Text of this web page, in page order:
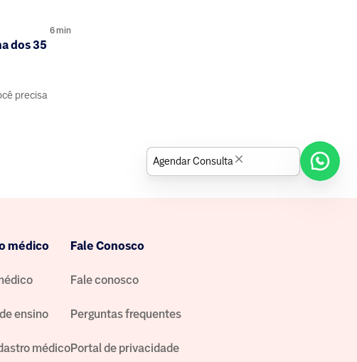
6min
dos 35
precisa
médico
ensino
médico
Fale Conosco
Fale conosco
Perguntas frequentes
Portal de privacidade
Agendar Consulta